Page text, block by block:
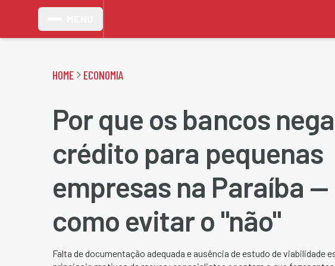
HOME ECONOMIA
Por que os bancos
crédito para pequenas
empresas na Paraíba —
como evitar o "não"
Falta de documentação adequada e ausência de estudo de viabilidade